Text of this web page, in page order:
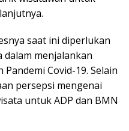
saat ini diperlukan
dalam menjalankan
Covid-19. Selain
persepsi mengenai
untuk ADP dan BMN